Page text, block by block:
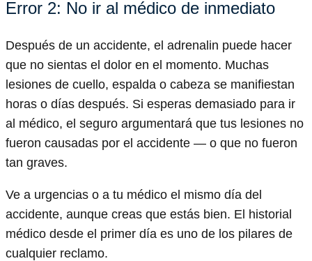
Error 2: No ir al médico de inmediato
Después de un accidente, el adrenalin puede hacer
que no sientas el dolor en el momento. Muchas
lesiones de cuello, espalda o cabeza se manifiestan
horas o días después. Si esperas demasiado para ir
al médico, el seguro argumentará que tus lesiones no
fueron causadas por el accidente — o que no fueron
tan graves.
Ve a urgencias o a tu médico el mismo día del
accidente, aunque creas que estás bien. El historial
médico desde el primer día es uno de los pilares de
cualquier reclamo.